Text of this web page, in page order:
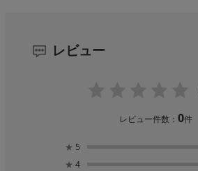
レビュー
レビュー件数：0件
★ 5
★ 4